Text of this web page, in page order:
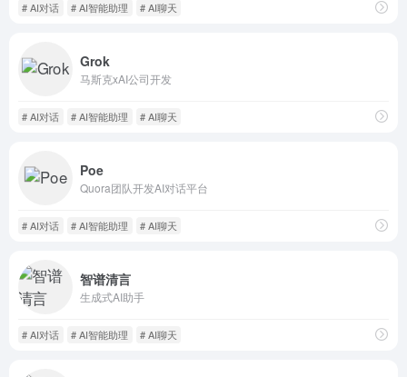
# AI对话 # AI智能助理 # AI聊天
Grok
马斯克xAI公司开发
# AI对话 # AI智能助理 # AI聊天
Poe
Quora团队开发AI对话平台
# AI对话 # AI智能助理 # AI聊天
智谱清言
生成式AI助手
# AI对话 # AI智能助理 # AI聊天